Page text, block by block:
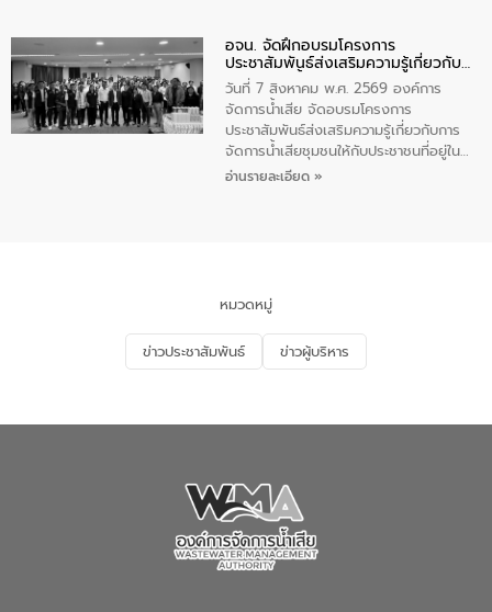
วิศวกร ให้การต้อนรับ และบรรยายให้ความ
รู้
อจน. จัดฝึกอบรมโครงการ
ประชาสัมพันธ์ส่งเสริมความรู้เกี่ยวกับ
การจัดการน้ำเสีย
วันที่ 7 สิงหาคม พ.ศ. 2569 องค์การ
จัดการน้ำเสีย จัดอบรมโครงการ
ประชาสัมพันธ์ส่งเสริมความรู้เกี่ยวกับการ
จัดการน้ำเสียชุมชนให้กับประชาชนที่อยู่ใน
เขตพื้นที่เทศบาลเมืองอุทัยธานี จำนวน 100
อ่านรายละเอียด »
หมวดหมู่
ข่าวประชาสัมพันธ์ ข่าวผู้บริหาร